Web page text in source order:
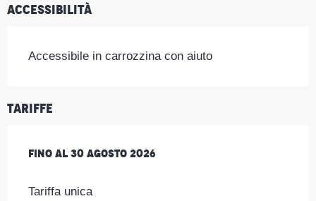
Accessibilità
Accessibile in carrozzina con aiuto
Tariffe
Dal4 luglio 2026al30 agosto 2026
Fino al30 agosto 2026
Tariffa unica